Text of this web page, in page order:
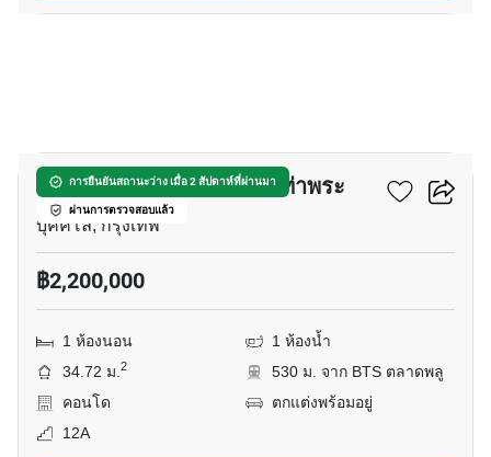
การยืนยันสถานะว่าง เมื่อ 2 สัปดาห์ที่ผ่านมา
ผ่านการตรวจสอบแล้ว
เดอะ พาร์คแลนด์ ตากสิน-ท่าพระ
บุคคโล, กรุงเทพ
฿2,200,000
1 ห้องนอน
1 ห้องน้ำ
34.72 ม.2
530 ม. จาก BTS ตลาดพลู
คอนโด
ตกแต่งพร้อมอยู่
12A